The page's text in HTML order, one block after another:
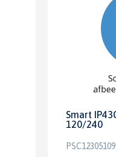
Smart
120/240